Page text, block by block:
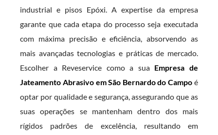
industrial e pisos Epóxi. A expertise da empresa
garante que cada etapa do processo seja executada
com máxima precisão e eficiência, absorvendo as
mais avançadas tecnologias e práticas de mercado.
Escolher a Reveservice como a sua Empresa de
Jateamento Abrasivo em São Bernardo do Campo é
optar por qualidade e segurança, assegurando que as
suas operações se mantenham dentro dos mais
rígidos padrões de excelência, resultando em